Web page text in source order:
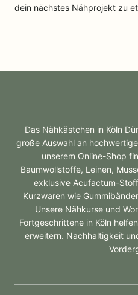
dein nächstes Nähprojekt zu
Das Nähkästchen in Köln
große Auswahl an
unserem Online-Shop
Baumwollstoffe, Leinen,
exklusive Acufactum-
Kurzwaren wie
Unsere Nähkurse und
Fortgeschrittene in Köln
erweitern. Nachhaltigkeit